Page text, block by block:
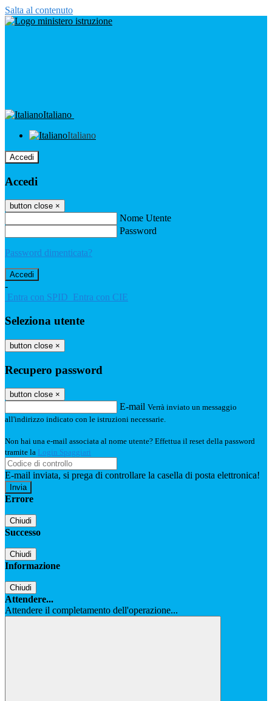
Salta al contenuto
Italiano
Italiano
Accedi
Accedi
button close ×
Nome Utente
Password
Password dimenticata?
-
Entra con SPID Entra con CIE
Seleziona utente
button close ×
Recupero password
button close ×
E-mail Verrà inviato un messaggio
all'indirizzo indicato con le istruzioni necessarie.
Non hai una e-mail associata al nome utente? Effettua il reset della password
tramite la Login Spaggiari
E-mail inviata, si prega di controllare la casella di posta elettronica!
Errore
Chiudi
Successo
Chiudi
Informazione
Chiudi
Attendere...
Attendere il completamento dell'operazione...